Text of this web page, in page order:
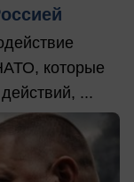
которые
...